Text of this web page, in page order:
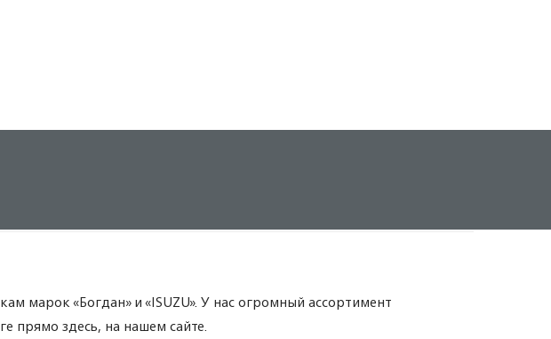
марок «Богдан» и «ISUZU». У нас огромный ассортимент
прямо здесь, на нашем сайте.